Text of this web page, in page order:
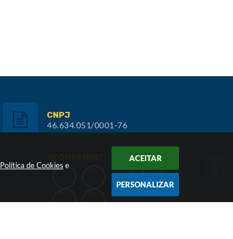
Política de Cookies e
ACEITAR
PERSONALIZAR
CNPJ
46.634.051/0001-76